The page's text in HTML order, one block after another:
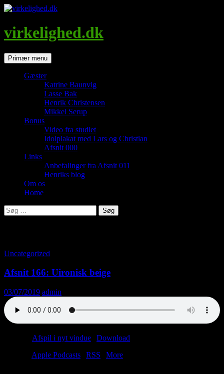
Hop
indhold
virkelighed.dk
SøgPrimær menu
Gæster
Katrine Baunvig
Lasse Bak
Henrik Christensen
Mikkel Serup
Bonus
Video fra studiet
Idolplakat med Lars og Christian
Afsnit 000
Links
Anbefalinger fra Afsnit 011
Henriks blog
Om os
Home
Søg
efter:
Uncategorized
Afsnit 166: Uironisk beige
03/07/2019 admin
Afspil i nyt vindue Download
Apple Podcasts RSS
More